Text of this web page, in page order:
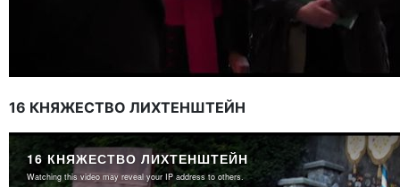
16 КНЯЖЕСТВО ЛИХТЕНШТЕЙН